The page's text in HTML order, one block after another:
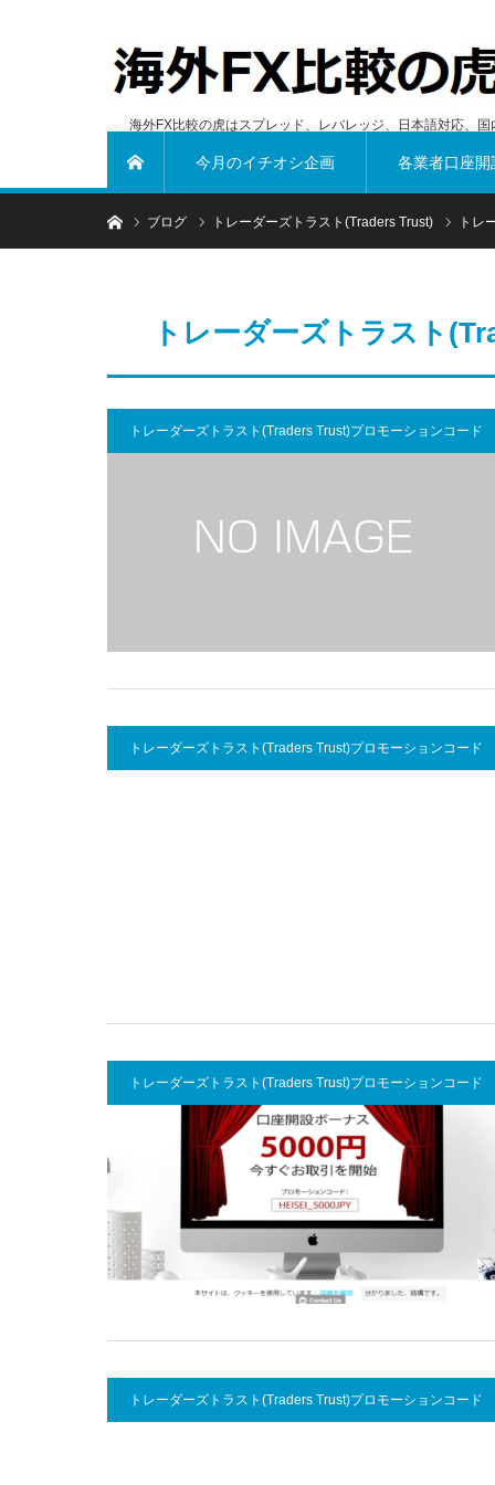
海外FX比較の虎はスプレッド、レバレッジ、日本語対応、
今月のイチオシ企画 各業者口座開
ホームブログ トレーダーズトラスト(Traders Trust) トレ
トレーダーズトラスト
トレーダーズトラスト(Traders Trust)プロモーションコード
トレーダーズトラスト(Traders Trust)プロモーションコード
トレーダーズトラスト(Traders Trust)プロモーションコード
トレーダーズトラスト(Traders Trust)プロモーションコード